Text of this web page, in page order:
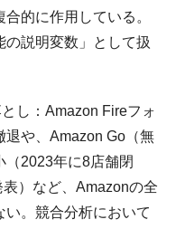
的に作用している。
説明変数」として扱
し：Amazon Fireフォ
退や、Amazon Go（無
（2023年に8店舗閉
）など、Amazonの全
。競合分析において